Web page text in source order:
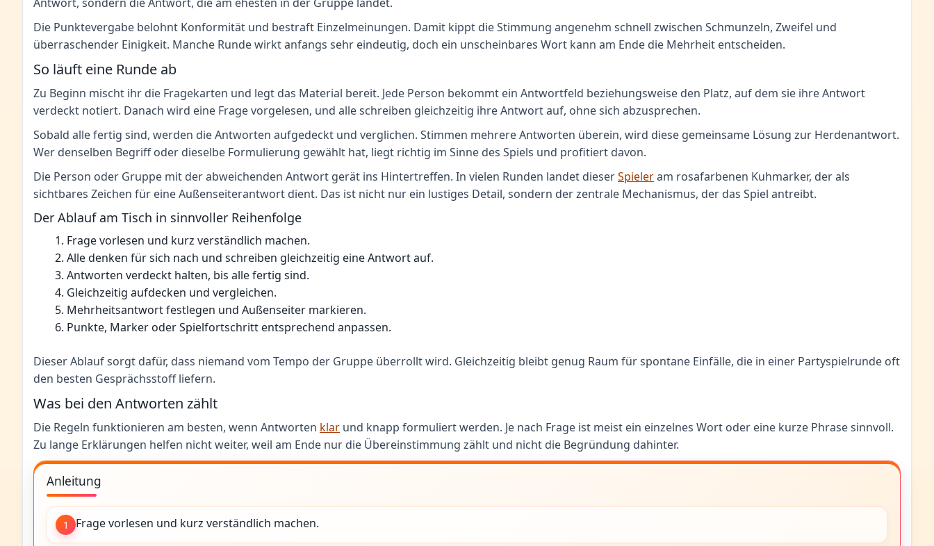
Die Punktevergabe belohnt Konformität und bestraft Einzelmeinungen. Damit kippt die Stimmung angenehm schnell zwischen Schmunzeln, Zweifel und
überraschender Einigkeit. Manche Runde wirkt anfangs sehr eindeutig, doch ein unscheinbares Wort kann am Ende die Mehrheit entscheiden.
So läuft eine Runde ab
Zu Beginn mischt ihr die Fragekarten und legt das Material bereit. Jede Person bekommt ein Antwortfeld beziehungsweise den Platz, auf dem sie ihre Antwort
verdeckt notiert. Danach wird eine Frage vorgelesen, und alle schreiben gleichzeitig ihre Antwort auf, ohne sich abzusprechen.
Sobald alle fertig sind, werden die Antworten aufgedeckt und verglichen. Stimmen mehrere Antworten überein, wird diese gemeinsame Lösung zur Herdenantwort.
Wer denselben Begriff oder dieselbe Formulierung gewählt hat, liegt richtig im Sinne des Spiels und profitiert davon.
Die Person oder Gruppe mit der abweichenden Antwort gerät ins Hintertreffen. In vielen Runden landet dieserSpieleram rosafarbenen Kuhmarker, der als
sichtbares Zeichen für eine Außenseiterantwort dient. Das ist nicht nur ein lustiges Detail, sondern der zentrale Mechanismus, der das Spiel antreibt.
Der Ablauf am Tisch in sinnvoller Reihenfolge
Frage vorlesen und kurz verständlich machen.
Alle denken für sich nach und schreiben gleichzeitig eine Antwort auf.
Antworten verdeckt halten, bis alle fertig sind.
Gleichzeitig aufdecken und vergleichen.
Mehrheitsantwort festlegen und Außenseiter markieren.
Punkte, Marker oder Spielfortschritt entsprechend anpassen.
Dieser Ablauf sorgt dafür, dass niemand vom Tempo der Gruppe überrollt wird. Gleichzeitig bleibt genug Raum für spontane Einfälle, die in einer Partyspielrunde oft
den besten Gesprächsstoff liefern.
Was bei den Antworten zählt
Die Regeln funktionieren am besten, wenn Antworten klar und knapp formuliert werden. Je nach Frage ist meist ein einzelnes Wort oder eine kurze Phrase sinnvoll.
Zu lange Erklärungen helfen nicht weiter, weil am Ende nur die Übereinstimmung zählt und nicht die Begründung dahinter.
Anleitung
1 Frage vorlesen und kurz verständlich machen.